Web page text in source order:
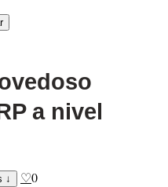
a nivel
↓ ♡0